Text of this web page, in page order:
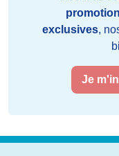
exclusives,
Je